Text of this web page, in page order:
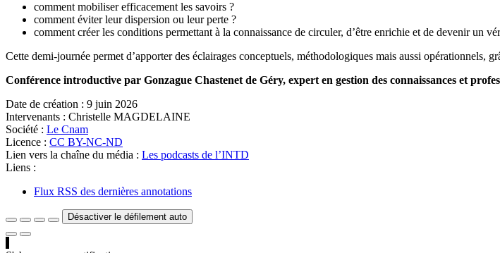
comment mobiliser efficacement les savoirs ?
comment éviter leur dispersion ou leur perte ?
comment créer les conditions permettant à la connaissance de circuler, d’être enrichie et de devenir un
Cette demi‑journée permet d’apporter des éclairages conceptuels, méthodologiques mais aussi opérationnels,
Conférence introductive par Gonzague Chastenet de Géry, expert en gestion des connaissances et
Date de création : 9 juin 2026
Intervenants : Christelle MAGDELAINE
Société : Le Cnam
Licence : CC BY-NC-ND
Lien vers la chaîne du média : Les podcasts de l’INTD
Liens :
Flux RSS des dernières annotations
Désactiver le défilement auto